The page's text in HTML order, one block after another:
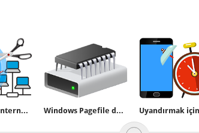
Net Disabler-internet kesme yazılımı Windows Pagefile dosyası nedir